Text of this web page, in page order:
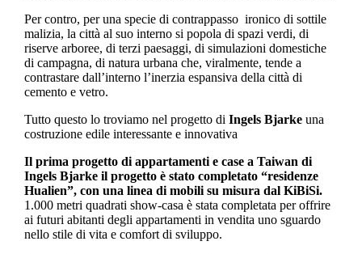
Per contro, per una specie di contrappasso ironico di sottile
malizia, la città al suo interno si popola di spazi verdi, di
riserve arboree, di terzi paesaggi, di simulazioni domestiche
di campagna, di natura urbana che, viralmente, tende a
contrastare dall’interno l’inerzia espansiva della città di
cemento e vetro.
Tutto questo lo troviamo nel progetto di Ingels Bjarke una
costruzione edile interessante e innovativa
Il prima progetto di appartamenti e case a Taiwan di
Ingels Bjarke il progetto è stato completato “residenze
Hualien”, con una linea di mobili su misura dal KiBiSi.
1.000 metri quadrati show-casa è stata completata per offrire
ai futuri abitanti degli appartamenti in vendita uno sguardo
nello stile di vita e comfort di sviluppo.